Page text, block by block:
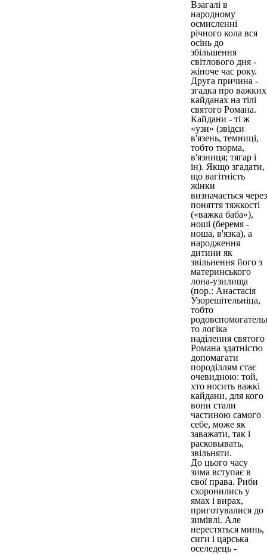
Взагалі в
народному
осмисленні
річного кола вся
осінь до
збільшення
світлового дня -
жіноче час року.
Друга причина -
згадка про важких
кайданах на тілі
святого Романа.
Кайдани - ті ж
«узи» (звідси
в'язень, темниці,
тобто тюрма,
в'язниця; тягар і
ін). Якщо згадати,
що вагітність
жінки
визначається через
поняття тяжкості
(«важка баба»),
ноші (беремя -
ноша, в'язка), а
народження
дитини як
звільнення його з
материнського
лона-узилища
(пор.: Анастасія
Узорешітельніца,
тобто
то логіка
наділення святого
Романа здатністю
допомагати
породіллям стає
очевидною: той,
хто носить важкі
кайдани, для кого
вони стали
частиною самого
себе, може як
заважати, так і
расковывать,
звільняти.
До цього часу
зима вступає в
свої права. Риби
схоронились у
ямах і вирах,
приготувалися до
зимівлі. Але
нерестяться минь,
сиги і царська
оселедець -